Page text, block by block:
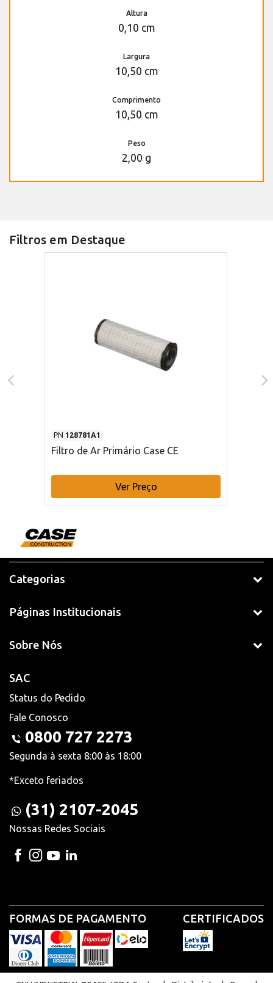
Altura
0,10 cm
Largura
10,50 cm
Comprimento
10,50 cm
Peso
2,00 g
Filtros em Destaque
PN 128781A1
Filtro de Ar Primário Case CE
Ver Preço
Categorias
Páginas Institucionais
Sobre Nós
SAC
Status do Pedido
Fale Conosco
0800 727 2273
Segunda à sexta 8:00 às 18:00
*Exceto feriados
(31) 2107-2045
Nossas Redes Sociais
FORMAS DE PAGAMENTO CERTIFICADOS